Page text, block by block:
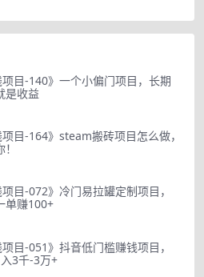
项目-140》一个小偏门项目，长期
是收益
项目-164》steam搬砖项目怎么做，
项目-072》冷门易拉罐定制项目，
单赚100+
项目-051》抖音低门槛赚钱项目，
3千-3万+